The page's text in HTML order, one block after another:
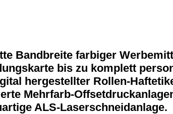
Bandbreite farbiger
bis zu komplett
hergestellter Rollen-
Mehrfarb-
ALS-Laserschneidanlage.